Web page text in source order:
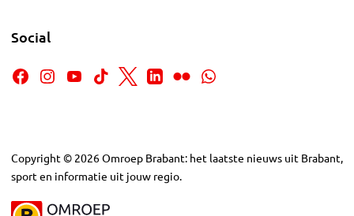
Social
Copyright © 2026Omroep Brabant: het laatste nieuws uit Brabant,
sport en informatie uit jouw regio.